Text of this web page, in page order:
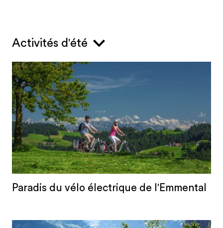
Activités d'été
Paradis du vélo électrique de l'Emmental